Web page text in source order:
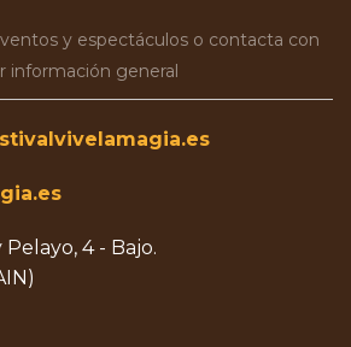
y espectáculos o contacta con
información general
4 - Bajo.